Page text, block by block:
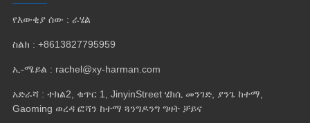
የእውቂያ ሰው : ራሄል
ስልክ : +8613827795959
ኢ-ሜይል : rachel@xy-harman.com
አድራሻ : ተክል2, ቁጥር 1, JinyinStreet ሄክሲ መንገድ, ያንጌ ከተማ,
Gaoming ወረዳ ፎሻን ከተማ ጓንግዶንግ ግዛት ቻይና